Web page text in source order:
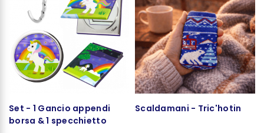
Set - 1 Gancio appendi
borsa & 1 specchietto
Scaldamani - Tric'hotin